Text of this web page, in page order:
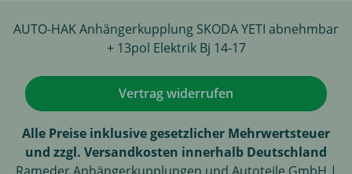
AUTO-HAK Anhängerkupplung SKODA YETI abnehmbar
+ 13pol Elektrik Bj 14-17
Vertrag widerrufen
Alle Preise inklusive gesetzlicher Mehrwertsteuer
und zzgl. Versandkosten innerhalb Deutschland
Rameder Anhängerkupplungen und Autoteile GmbH |